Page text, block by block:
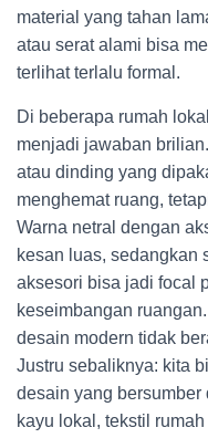
material yang tahan
atau serat alami bisa
terlihat terlalu formal.
Di beberapa rumah
menjadi jawaban
atau dinding yang
menghemat ruang,
Warna netral dengan
kesan luas, sedangkan
aksesori bisa jadi focal
keseimbangan
desain modern tidak
Justru sebaliknya: kita
desain yang bersumber
kayu lokal, tekstil